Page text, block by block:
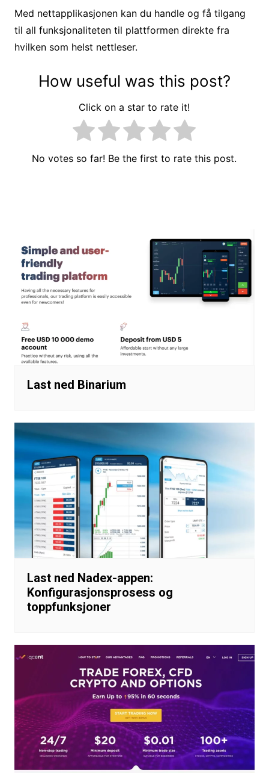
Med nettapplikasjonen kan du handle og få tilgang
til all funksjonaliteten til plattformen direkte fra
hvilken som helst nettleser.
How useful was this post?
Click on a star to rate it!
No votes so far! Be the first to rate this post.
Last ned Binarium
Last ned Nadex-appen:
Konfigurasjonsprosess og
toppfunksjoner